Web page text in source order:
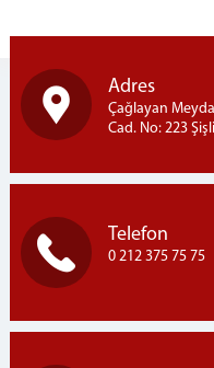
Adres
Çağlayan
Cad. No: 223
Telefon
0 212 375 75 75